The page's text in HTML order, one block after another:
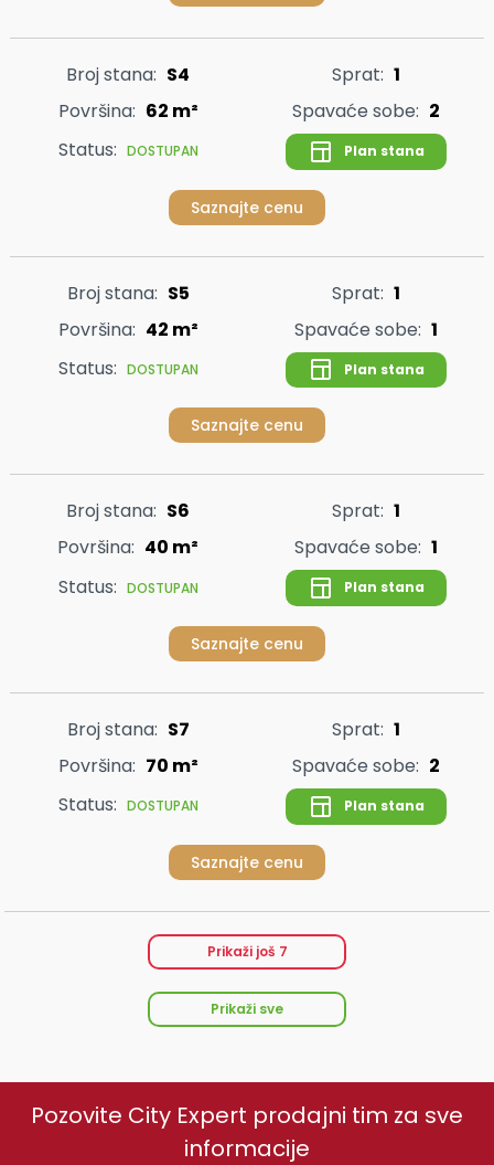
Broj stana: S4 Sprat: 1
Površina: 62 m² Spavaće sobe: 2
Status: DOSTUPAN Plan stana
Saznajte cenu
Broj stana: S5 Sprat: 1
Površina: 42 m² Spavaće sobe: 1
Status: DOSTUPAN Plan stana
Saznajte cenu
Broj stana: S6 Sprat: 1
Površina: 40 m² Spavaće sobe: 1
Status: DOSTUPAN Plan stana
Saznajte cenu
Broj stana: S7 Sprat: 1
Površina: 70 m² Spavaće sobe: 2
Status: DOSTUPAN Plan stana
Saznajte cenu
Prikaži još 7
Prikaži sve
Pozovite City Expert prodajni tim za sve
informacije